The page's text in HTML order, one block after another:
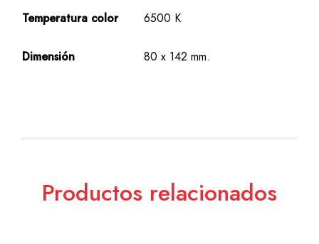
Temperatura color 6500 K
Dimensión 80 x 142 mm.
Productos relacionados